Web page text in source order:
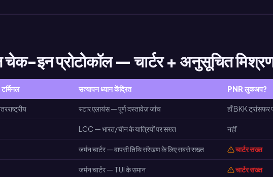
चेक-इन प्रोटोकॉल — चार्टर + अनुसूचित
सत्यापन ध्यान केंद्रित PNR लुकअप?
स्टार एलायंस — पूर्ण दस्तावेज़ जांच हाँ BKK ट्रांसफर
LCC — भारत/चीन के यात्रियों पर सख्त नहीं
जर्मन चार्टर — वापसी तिथि संरेखण के लिए सबसे सख्त चार्टर सख्त
जर्मन चार्टर — TUI के समान चार्टर सख्त